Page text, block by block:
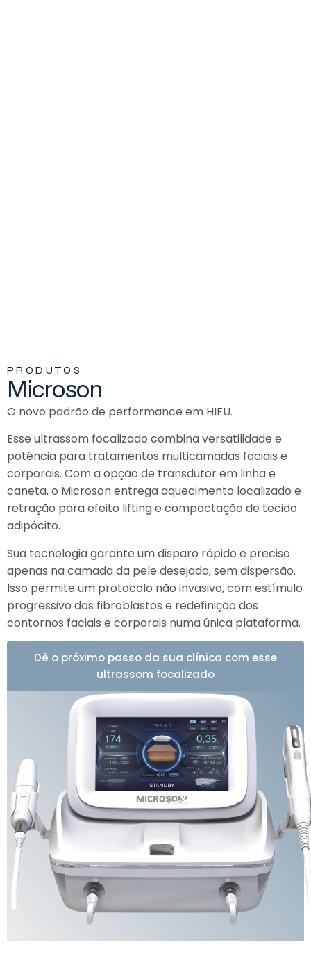
P R O D U TO S
M icroson
O novo padrão de performance em HIFU.
Esse ultrassom focalizado combina versatilidade e
potência para tratamentos multicamadas faciais e
corporais. Com a opção de transdutor em linha e
caneta, o Microson entrega aquecimento localizado e
retração para efeito lifting e compactação de tecido
adipócito.
Sua tecnologia garante um disparo rápido e preciso
apenas na camada da pele desejada, sem dispersão.
Isso permite um protocolo não invasivo, com estímulo
progressivo dos fibroblastos e redefinição dos
contornos faciais e corporais numa única plataforma.
Dê o próximo passo da sua clínica com esse
ultrassom focalizado